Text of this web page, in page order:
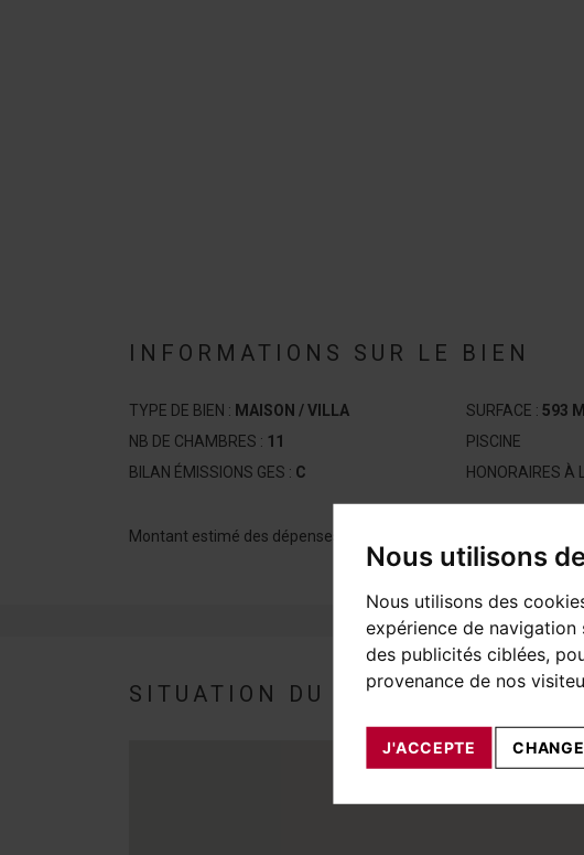
Nous utilisons
Nous utilisons des
expérience de
des publicités ciblées,
provenance de nos
J'ACCEPTE
INFORMATIONS SUR LE BIEN
TYPE DE BIEN : MAISON / VILLA SURFACE :593
NB DE CHAMBRES : 11 PISCINE
BILAN ÉMISSIONS GES : C HONORAIRES À
Montant estimé des dépenses annuelles d'énergie pour un usage
SITUATION DU BIEN